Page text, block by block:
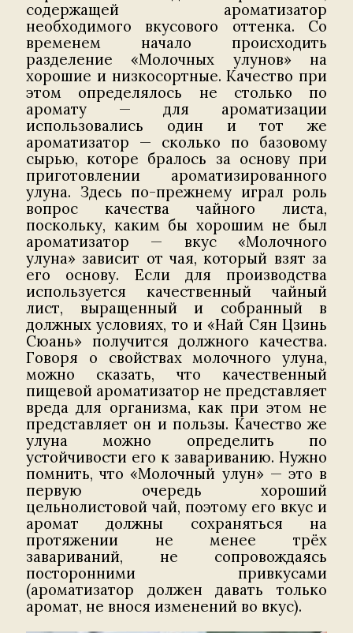
содержащей ароматизатор
необходимого вкусового оттенка. Со
временем начало происходить
разделение «Молочных улунов» на
хорошие и низкосортные. Качество при
этом определялось не столько по
аромату — для ароматизации
использовались один и тот же
ароматизатор — сколько по базовому
сырью, которе бралось за основу при
приготовлении ароматизированного
улуна. Здесь по-прежнему играл роль
вопрос качества чайного листа,
поскольку, каким бы хорошим не был
ароматизатор — вкус «Молочного
улуна» зависит от чая, который взят за
его основу. Если для производства
используется качественный чайный
лист, выращенный и собранный в
должных условиях, то и «Най Сян Цзинь
Сюань» получится должного качества.
Говоря о свойствах молочного улуна,
можно сказать, что качественный
пищевой ароматизатор не представляет
вреда для организма, как при этом не
представляет он и пользы. Качество же
улуна можно определить по
устойчивости его к завариванию. Нужно
помнить, что «Молочный улун» — это в
первую очередь хороший
цельнолистовой чай, поэтому его вкус и
аромат должны сохраняться на
протяжении не менее трёх
завариваний, не сопровождаясь
посторонними привкусами
(ароматизатор должен давать только
аромат, не внося изменений во вкус).